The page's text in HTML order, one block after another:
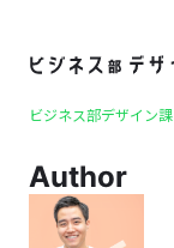
4
ビジネス部デザイン課
Author